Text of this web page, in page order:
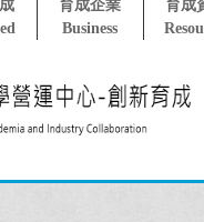
育成企業
Business
育成